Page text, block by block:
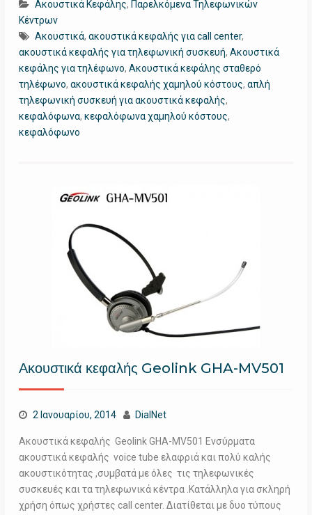
Ακουστικά Κεφάλης, Παρελκόμενα Τηλεφωνικών
Κέντρων
Ακουστικά, ακουστικά κεφαλής για call center,
ακουστικά κεφαλής για τηλεφωνική συσκευή, Ακουστικά
κεφάλης για τηλέφωνο, Ακουστικά κεφάλης σταθερό
τηλέφωνο, ακουστικά κεφαλής χαμηλού κόστους, απλή
τηλεφωνική συσκευή για ακουστικά κεφαλής,
κεφαλόφωνα, κεφαλόφωνα χαμηλού κόστους,
κεφαλόφωνο
Ακουστικά κεφαλής Geolink GHA-MV501
2 Ιανουαρίου, 2014 DialNet
Ακουστικά κεφαλής Geolink GHA-MV501 Ενσύρματα
ακουστικά κεφαλής voice tube ελαφριά και πολύ καλής
ακουστικότητας ,συμβατά με όλες τις τηλεφωνικές
συσκευές και τα τηλεφωνικά κέντρα .Κατάλληλα για σκληρή
χρήση όπως χρήστες call center. Διατίθεται με δυο τύπους